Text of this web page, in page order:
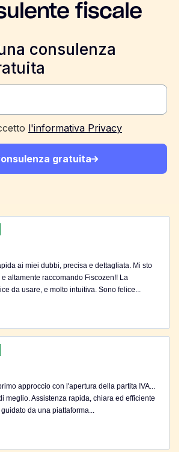
fiscale
consulenza
l'informativa Privacy
gratuita
ai miei dubbi, precisa e dettagliata. Mi sto
altamente raccomando Fiscozen!! La
da usare, e molto intuitiva. Sono felice...
approccio con l'apertura della partita IVA...
meglio. Assistenza rapida, chiara ed efficiente
da una piattaforma...